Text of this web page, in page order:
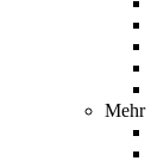
Mehr